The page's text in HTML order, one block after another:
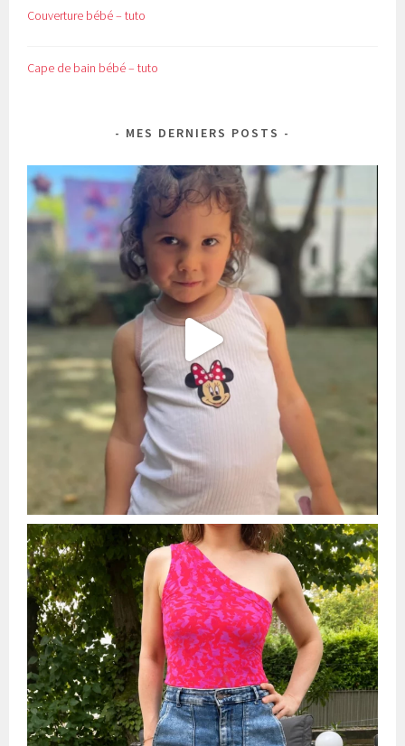
Couverture bébé – tuto
Cape de bain bébé – tuto
MES DERNIERS POSTS